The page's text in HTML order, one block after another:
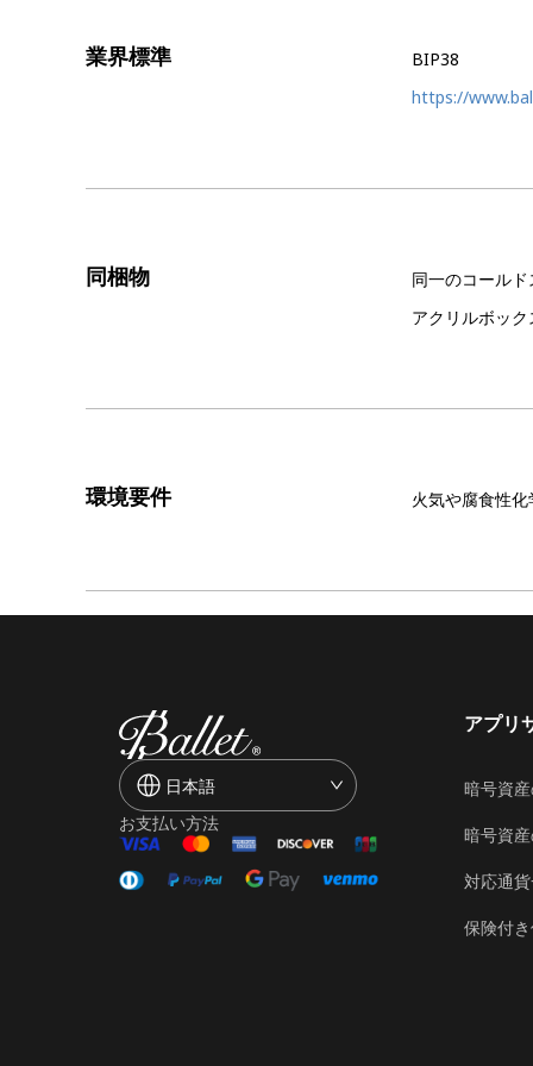
業界標準
BIP38
https://
同梱物
同一のコール
アクリルボッ
環境要件 火気や腐食性
日本語
お支払い方法
アプリ
暗号資
暗号資
対応通
保険付